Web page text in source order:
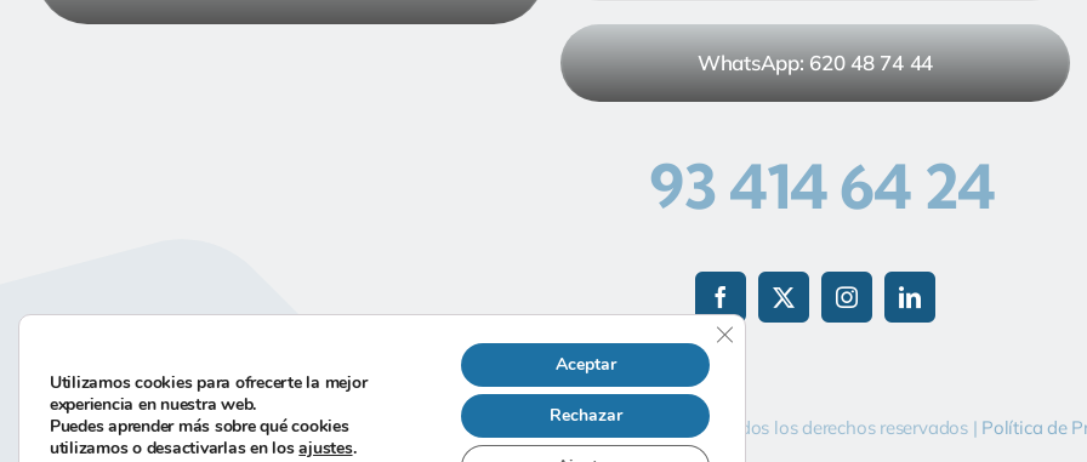
WhatsApp: 620 48 74 44
93 414 64 24
Hecha con por Guia33 SL | Todos los derechos reservados | Política de
Utilizamos cookies para ofrecerte la mejor
experiencia en nuestra web.
Puedes aprender más sobre qué cookies
utilizamos o desactivarlas en losajustes.
Aceptar
Rechazar
Cerrar el banner de cookies RGPD